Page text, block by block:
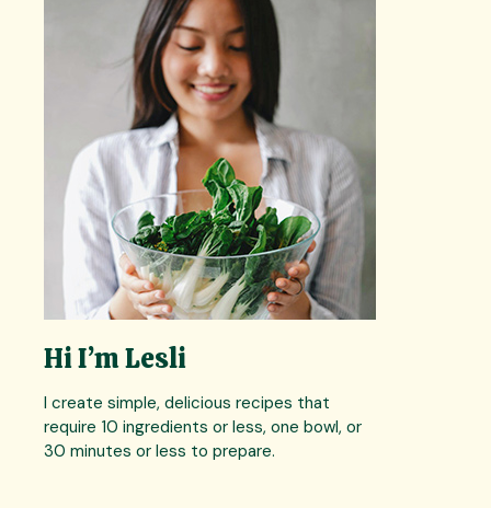
Hi I’m Lesli
I create simple, delicious recipes that
require 10 ingredients or less, one bowl, or
30 minutes or less to prepare.